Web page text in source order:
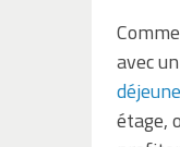
avec
étage,